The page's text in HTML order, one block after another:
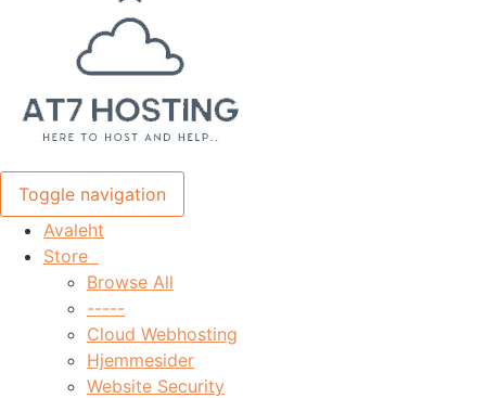
Toggle navigation
Avaleht
Store
Browse All
-----
Cloud Webhosting
Hjemmesider
Website Security